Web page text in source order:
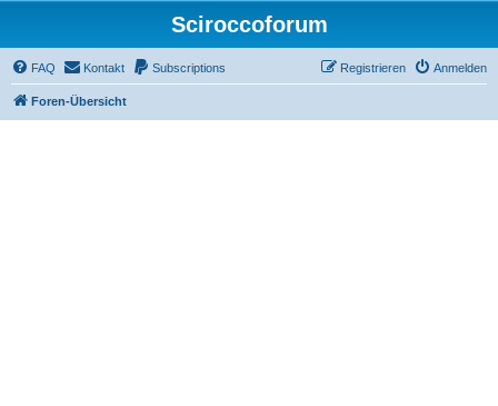
Sciroccoforum
FAQ Kontakt Subscriptions Anmelden
Registrieren
Foren-Übersicht